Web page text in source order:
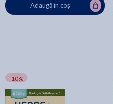
Adaugă în coș
-10%